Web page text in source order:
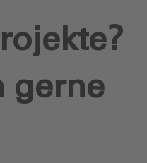
gerne